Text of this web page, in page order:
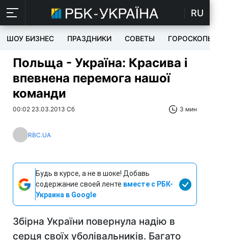
RU
ШОУ БИЗНЕС ПРАЗДНИКИ СОВЕТЫ ГОРОСКОПЫ
Польща - Україна: Красива і
впевнена перемога нашої
команди
00:02 23.03.2013 Сб 3 мин
RBC.UA
Будь в курсе, а не в шоке! Добавь
содержание своей ленте вместе с РБК-
Украина в Google
Збірна України повернула надію в
серця своїх уболівальників. Багато